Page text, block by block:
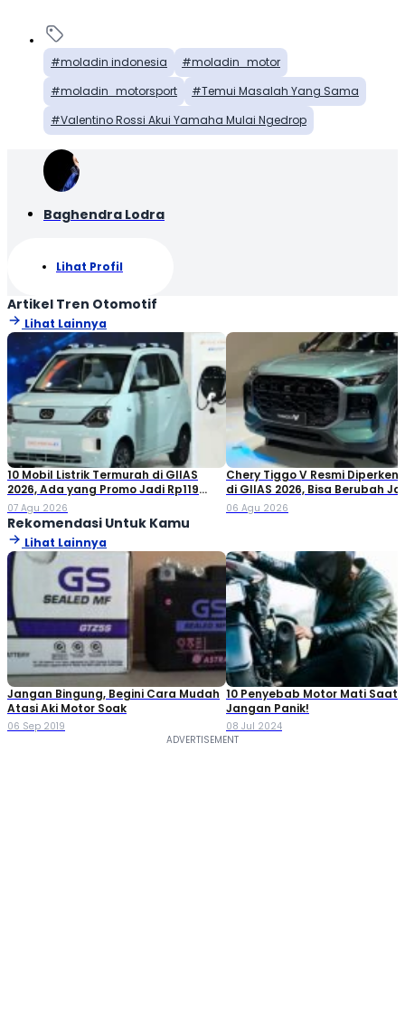
moladin indonesia
moladin_motor
moladin_motorsport
Temui Masalah Yang Sama
Valentino Rossi Akui Yamaha Mulai Ngedrop
Baghendra Lodra
Lihat Profil
Artikel Tren Otomotif
Lihat Lainnya
10 Mobil Listrik Termurah di GIIAS
2026, Ada yang Promo Jadi Rp119
Jutaan!
07 Agu 2026
Chery Tiggo V Resmi
di GIIAS 2026, Bisa Berubah
Double Cabin
06 Agu 2026
Rekomendasi Untuk Kamu
Lihat Lainnya
Jangan Bingung, Begini Cara Mudah
Atasi Aki Motor Soak
06 Sep 2019
10 Penyebab Motor Mati Saat
Jangan Panik!
08 Jul 2024